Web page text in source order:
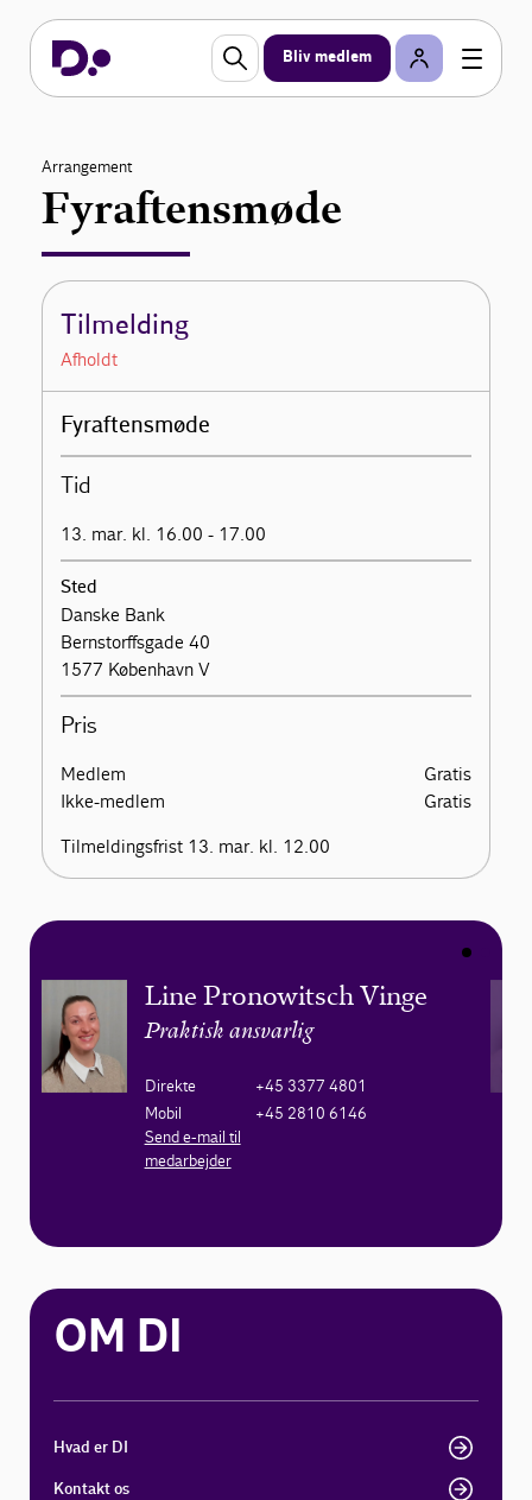
Bliv medlem
Arrangement
Fyraftensmøde
Tilmelding
Afholdt
Fyraftensmøde
Tid
13. mar. kl. 16.00 - 17.00
Sted
Danske Bank
Bernstorffsgade 40
1577 København V
Pris
Medlem
Gratis
Ikke-medlem
Gratis
Tilmeldingsfrist 13. mar. kl. 12.00
Line Pronowitsch Vinge
Praktisk ansvarlig
Direkte
+45 3377 4801
Mobil
+45 2810 6146
Send e-mail til
medarbejder
OM DI
Hvad er DI
Kontakt os